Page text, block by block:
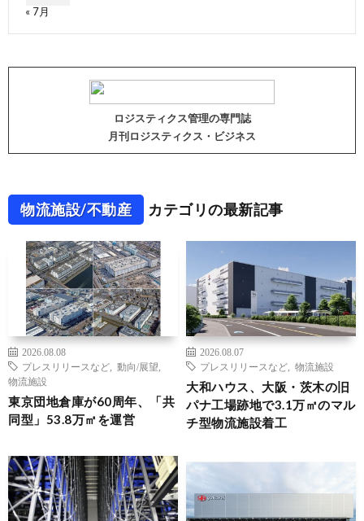
« 7月
ロジスティクス管理の専門誌
月刊ロジスティクス・ビジネス
物流施設/不動産 カテゴリの最新記事
2026.08.08
プレスリリースなど
動向/展望
物流施設
東京団地倉庫が60周年、「共
同型」53.8万㎡を運営
2026.08.07
プレスリリースなど
物流施設
大和ハウス、大阪・茨木の旧
パナ工場跡地で3.1万㎡のマル
チ型物流施設着工